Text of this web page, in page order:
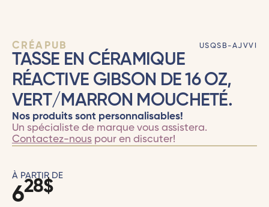
CRÉAPUB USQSB-AJVVI
TASSE EN CÉRAMIQUE
RÉACTIVE GIBSON DE 16 OZ,
VERT/MARRON MOUCHETÉ.
Nos produits sont personnalisables!
Un spécialiste de marque vous assistera.
Contactez-nouspour en discuter!
À PARTIR DE
628$